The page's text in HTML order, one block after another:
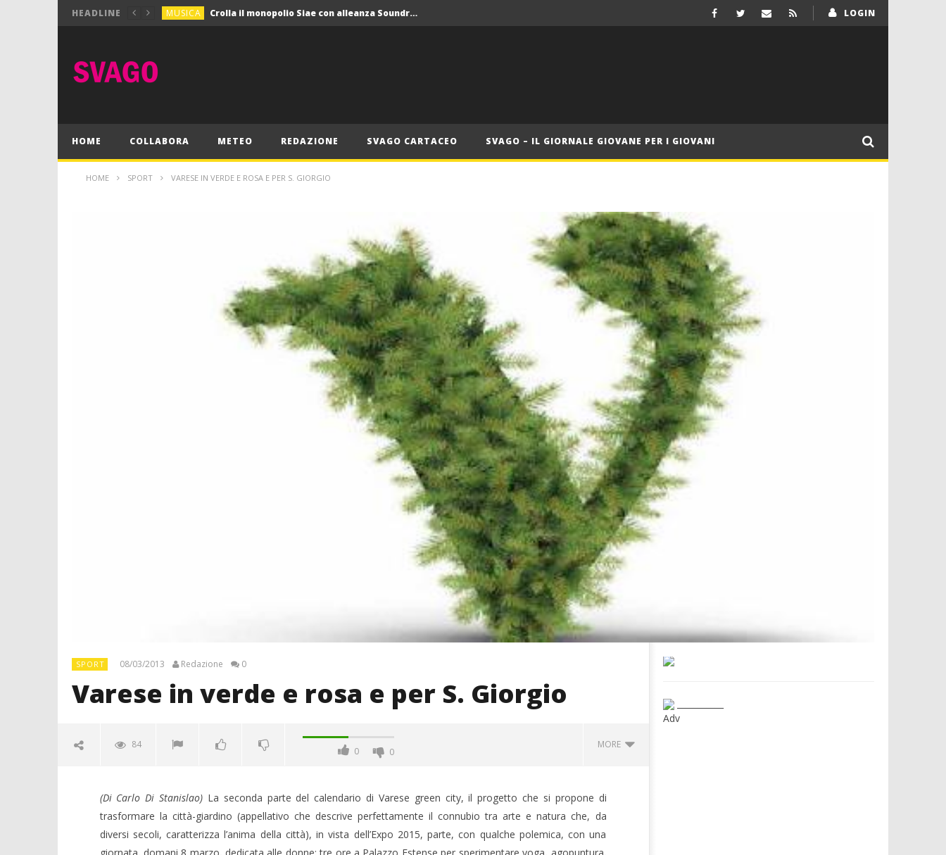
HEADLINE MUSICA Crolla il monopolio Siae con alleanza Soundreef – LEA
MUSICA Crolla il monopolio Siae con alleanza Soundreef – LEA
LOGIN
HOME COLLABORA METEO REDAZIONE SVAGO CARTACEO SVAGO – IL GIORNALE GIOVANE PER I GIOVANI
HOME SPORT VARESE IN VERDE E ROSA E PER S. GIORGIO
SPORT 08/03/2013 Redazione 0
Varese in verde e rosa e per S. Giorgio
84
0 0
MORE
(Di Carlo Di Stanislao) La seconda parte del calendario di Varese green city, il progetto che si propone di
trasformare la città-giardino (appellativo che descrive perfettamente il connubio tra arte e natura che, da
diversi secoli, caratterizza l’anima della città), in vista dell’Expo 2015, parte, con qualche polemica, con una
giornata, domani 8 marzo, dedicata alle donne: tre ore a Palazzo Estense per sperimentare yoga, agopuntura,
___________
Adv